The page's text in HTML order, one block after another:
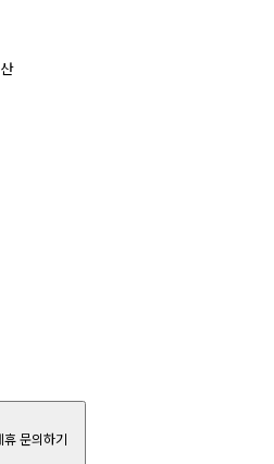
휴 문의하기